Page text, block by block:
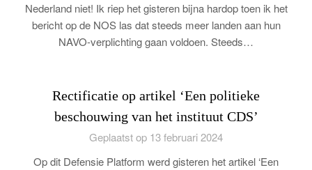
Nederland niet! Ik riep het gisteren bijna hardop toen ik het
bericht op de NOS las dat steeds meer landen aan hun
NAVO-verplichting gaan voldoen. Steeds…
Rectificatie op artikel ‘Een politieke
beschouwing van het instituut CDS’
Geplaatst op 13 februari 2024
Op dit Defensie Platform werd gisteren het artikel ‘Een